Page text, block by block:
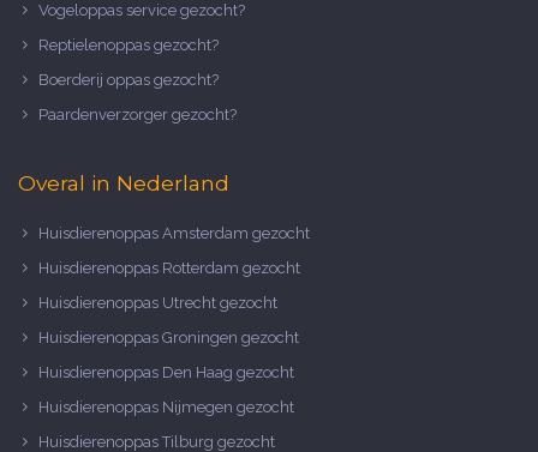
Vogeloppas service gezocht?
Reptielenoppas gezocht?
Boerderij oppas gezocht?
Paardenverzorger gezocht?
Overal in Nederland
Huisdierenoppas Amsterdam gezocht
Huisdierenoppas Rotterdam gezocht
Huisdierenoppas Utrecht gezocht
Huisdierenoppas Groningen gezocht
Huisdierenoppas Den Haag gezocht
Huisdierenoppas Nijmegen gezocht
Huisdierenoppas Tilburg gezocht